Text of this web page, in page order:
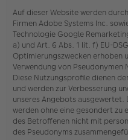
Auf dieser Website werden
Firmen Adobe Systems Inc.
Technologie Google
a) und Art. 6 Abs. 1 lit. f) EU-
Optimierungszwecken erhoben
Verwendung von
Diese Nutzungsprofile dienen
und werden zur Verbesserung
unseres Angebots
werden ohne eine gesondert zu
des Betroffenen nicht mit
des Pseudonyms